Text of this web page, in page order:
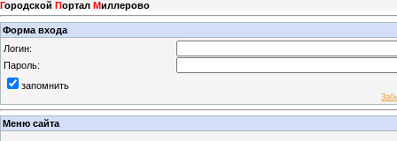
Городской Портал Миллерово
Форма входа
Логин:
Пароль:
запомнить
Меню сайта